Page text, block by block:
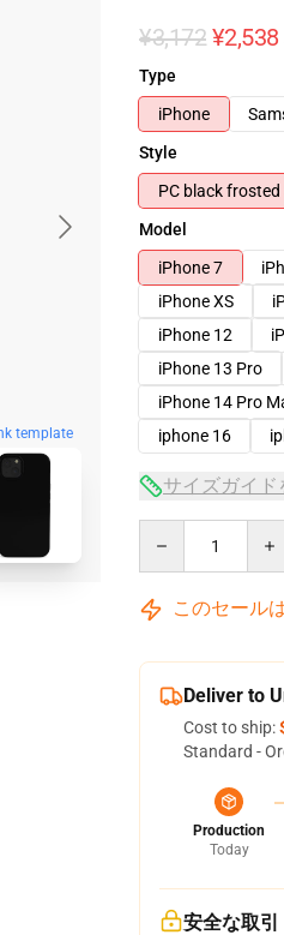
template
¥3,172 ¥2,538
Type
iPhone
Style
PC black frosted
Model
iPhone 7
iPhone XS
iPhone 12
iPhone 13 Pro
iPhone 14 Pro
iphone 16
サイズガイド
このセール
Deliver to
Cost to ship:
Standard -
Production
Today
安全な取引